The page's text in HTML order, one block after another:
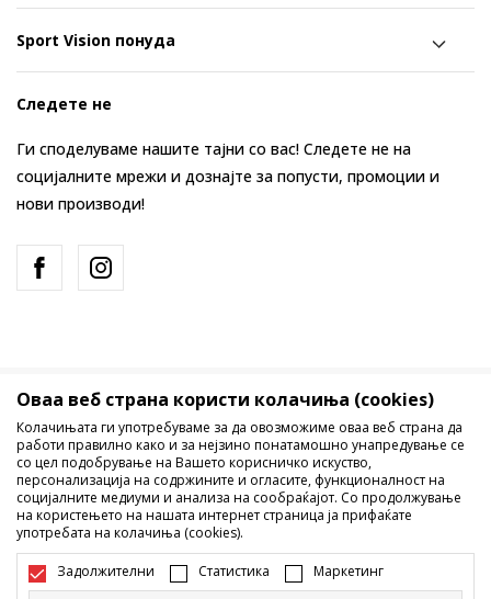
Sport Vision понуда
Следете не
Ги споделуваме нашите тајни со вас! Следете не на
социјалните мрежи и дознајте за попусти, промоции и
нови производи!
Македонија Промена
Не е дозволено превземање или користење на содржината од
интернет страните на Sport Vision, делумно или целосно a се
Оваа веб страна користи колачиња (cookies)
Колачињата ги употребуваме за да овозможиме оваа веб страна да
работи правилно како и за нејзино понатамошно унапредување се
со цел подобрување на Вашето корисничко искуство,
персонализација на содржините и огласите, функционалност на
социјалните медиуми и анализа на сообраќајот. Со продолжување
на користењето на нашата интернет страница ја прифаќате
употребата на колачиња (cookies).
Задолжителни Статистика Маркетинг